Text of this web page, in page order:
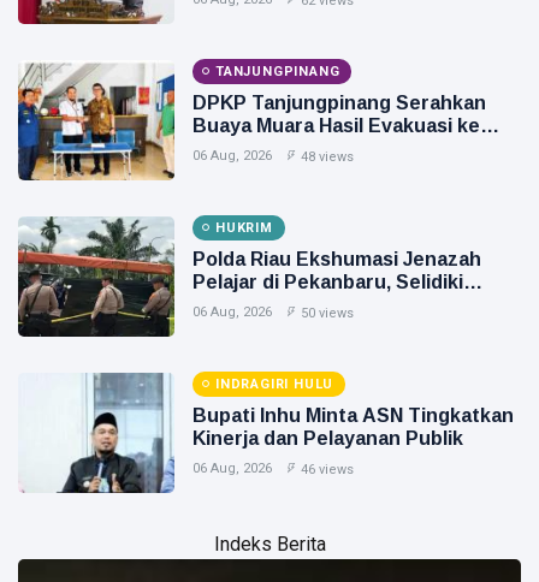
TANJUNGPINANG
DPKP Tanjungpinang Serahkan
Buaya Muara Hasil Evakuasi ke
BPSPL dan Taman Safari Lagoi
06 Aug, 2026 48 views
HUKRIM
Polda Riau Ekshumasi Jenazah
Pelajar di Pekanbaru, Selidiki
Dugaan Penganiayaan
06 Aug, 2026 50 views
INDRAGIRI HULU
Bupati Inhu Minta ASN Tingkatkan
Kinerja dan Pelayanan Publik
06 Aug, 2026 46 views
Indeks Berita